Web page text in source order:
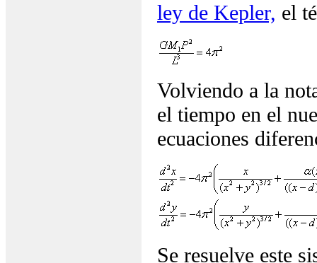
ley de Kepler, el
Volviendo a la
el tiempo en el
ecuaciones
Se resuelve este